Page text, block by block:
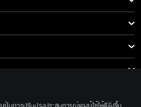
อีบัวกับไอ้ขวัญ EP.22